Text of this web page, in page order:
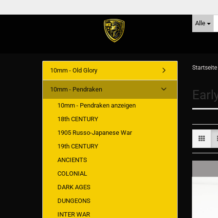
Alle
Startseite
10mm - Old Glory
10mm - Pendraken
10mm - Pendraken anzeigen
18th CENTURY
1905 Russo-Japanese War
19th CENTURY
ANCIENTS
COLONIAL
DARK AGES
DUNGEONS
INTER WAR